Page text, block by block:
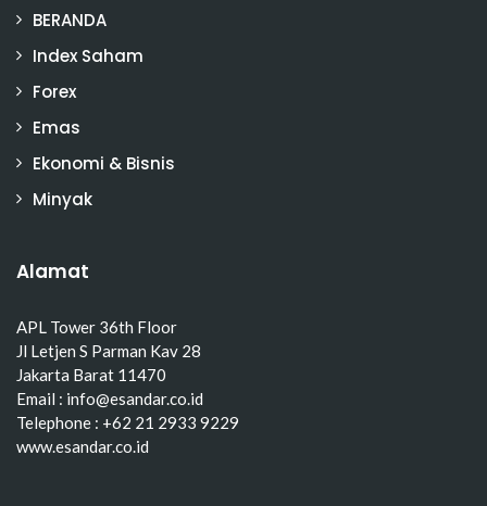
BERANDA
Index Saham
Forex
Emas
Ekonomi & Bisnis
Minyak
Alamat
APL Tower 36th Floor
Jl Letjen S Parman Kav 28
Jakarta Barat 11470
Email : info@esandar.co.id
Telephone : +62 21 2933 9229
www.esandar.co.id